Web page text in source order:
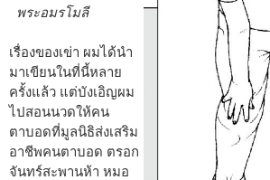
พระอมรโมลี
เรื่องของเข่า ผมได้นำ
มาเขียนในที่นี้หลาย
ครั้งแล้ว แต่บังเอิญผม
ไปสอนนวดให้คน
ตาบอดที่มูลนิธิส่งเสริม
อาชีพคนตาบอด ตรอก
จันทร์สะพานห้า หมอ